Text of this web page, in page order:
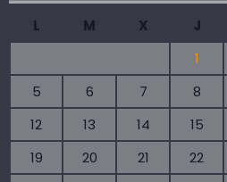
L M X J
1
5
6 7 8
12
13 14 15
19
20 21 22